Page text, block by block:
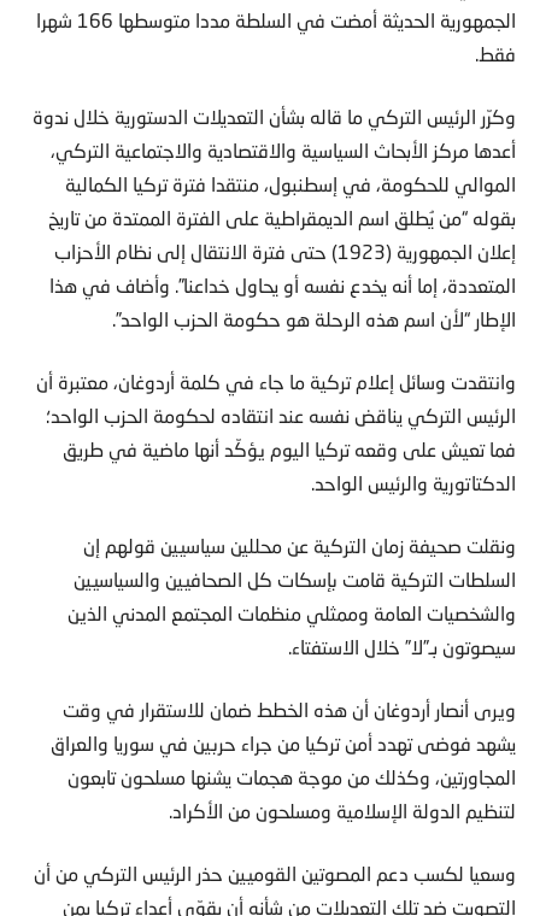
الجمهورية الحديثة أمضت في السلطة مددا متوسطها 166 شهرا
فقط.
وكرّر الرئيس التركي ما قاله بشأن التعديلات الدستورية خلال ندوة
أعدها مركز الأبحاث السياسية والاقتصادية والاجتماعية التركي،
الموالي للحكومة، في إسطنبول، منتقدا فترة تركيا الكمالية
بقوله “من يُطلق اسم الديمقراطية على الفترة الممتدة من تاريخ
إعلان الجمهورية (1923) حتى فترة الانتقال إلى نظام الأحزاب
المتعددة، إما أنه يخدع نفسه أو يحاول خداعنا”. وأضاف في هذا
الإطار “لأن اسم هذه الرحلة هو حكومة الحزب الواحد”.
وانتقدت وسائل إعلام تركية ما جاء في كلمة أردوغان، معتبرة أن
الرئيس التركي يناقض نفسه عند انتقاده لحكومة الحزب الواحد؛
فما تعيش على وقعه تركيا اليوم يؤكّد أنها ماضية في طريق
الدكتاتورية والرئيس الواحد.
ونقلت صحيفة زمان التركية عن محللين سياسيين قولهم إن
السلطات التركية قامت بإسكات كل الصحافيين والسياسيين
والشخصيات العامة وممثلي منظمات المجتمع المدني الذين
سيصوتون بـ”لا” خلال الاستفتاء.
ويرى أنصار أردوغان أن هذه الخطط ضمان للاستقرار في وقت
يشهد فوضى تهدد أمن تركيا من جراء حربين في سوريا والعراق
المجاورتين، وكذلك من موجة هجمات يشنها مسلحون تابعون
لتنظيم الدولة الإسلامية ومسلحون من الأكراد.
وسعيا لكسب دعم المصوتين القوميين حذر الرئيس التركي من أن
التصويت ضد تلك التعديلات من شأنه أن يقوّي أعداء تركيا بمن